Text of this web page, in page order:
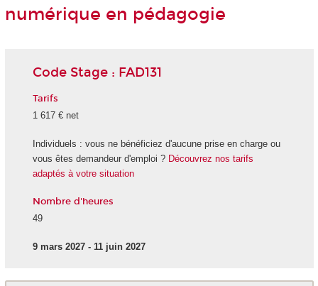
numérique en pédagogie
Code Stage : FAD131
Tarifs
1 617 € net
Individuels : vous ne bénéficiez d'aucune prise en charge ou
vous êtes demandeur d'emploi ? Découvrez nos tarifs
adaptés à votre situation
Nombre d'heures
49
9 mars 2027 - 11 juin 2027